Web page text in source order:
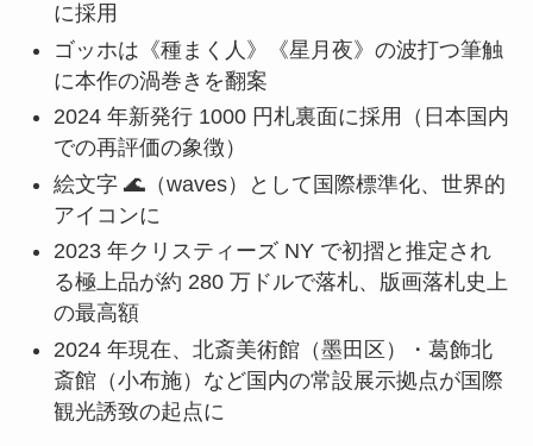
に採用
ゴッホは《種まく人》《星月夜》の波打つ筆触
に本作の渦巻きを翻案
2024 年新発行 1000 円札裏面に採用（日本国内
での再評価の象徴）
絵文字 🌊（waves）として国際標準化、世界的
アイコンに
2023 年クリスティーズ NY で初摺と推定され
る極上品が約 280 万ドルで落札、版画落札史上
の最高額
2024 年現在、北斎美術館（墨田区）・葛飾北
斎館（小布施）など国内の常設展示拠点が国際
観光誘致の起点に